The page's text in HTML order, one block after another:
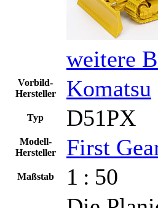
weitere
Vorbild-
Hersteller
Komatsu
Typ D51PX
Modell-
Hersteller
First
Maßstab 1 : 50